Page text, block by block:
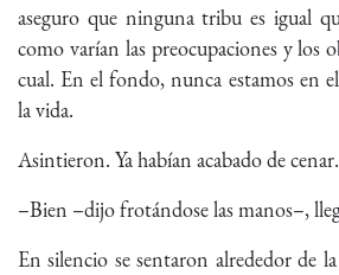
aseguro que ninguna tribu es igual
como varían las preocupaciones y los
cual. En el fondo, nunca estamos en
la vida.
Asintieron. Ya habían acabado de cenar.
–Bien –dijo frotándose las manos–,
En silencio se sentaron alrededor de